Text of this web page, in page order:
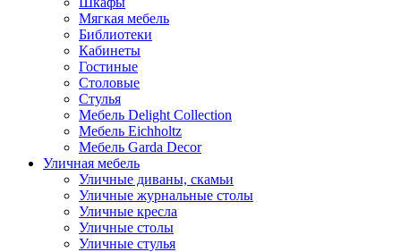
Мягкая мебель
Библиотеки
Кабинеты
Гостиные
Столовые
Стулья
Мебель Delight Collection
Мебель Eichholtz
Мебель Garda Decor
Уличная мебель
Уличные диваны, скамьи
Уличные журнальные столы
Уличные кресла
Уличные столы
Уличные стулья